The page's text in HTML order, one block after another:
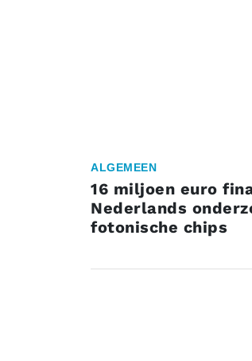
ALGEMEEN
16 miljoen euro
Nederlands
fotonische chips